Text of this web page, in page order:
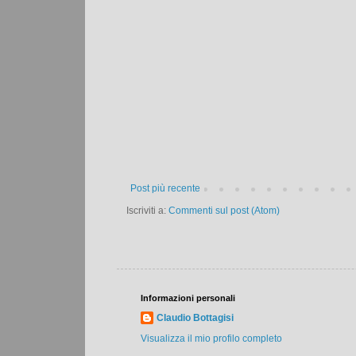
Post più recente
Iscriviti a: Commenti sul post (Atom)
Informazioni personali
Claudio Bottagisi
Visualizza il mio profilo completo